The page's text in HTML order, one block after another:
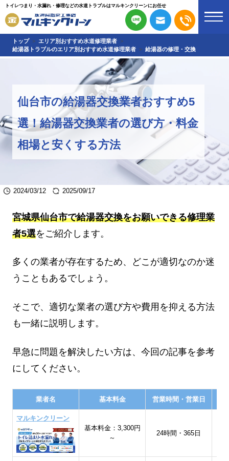
トイレつまり・水漏れ・修理などの水道トラブルはマルキンクリーンにお任せ
トップ
エリア別おすすめ水道修理業者
給湯器トラブルのエリア別おすすめ水道修理業者
給湯器の修理・交換
仙台市の給湯器交換業者おすすめ5
選！給湯器交換業者の選び方・料金
相場と安くする方法
2024/03/12 2025/09/17
宮城県仙台市で給湯器交換をお願いできる修理業
者5選をご紹介します。
多くの業者が存在するため、どこが適切なのか迷
うこともあるでしょう。
そこで、適切な業者の選び方や費用を抑える方法
も一緒に説明します。
早急に問題を解決したい方は、今回の記事を参考
にしてください。
業者名 基本料金 営業時間・営業日
マルキンクリーン
基本料金：3,300円
～
24時間・365日